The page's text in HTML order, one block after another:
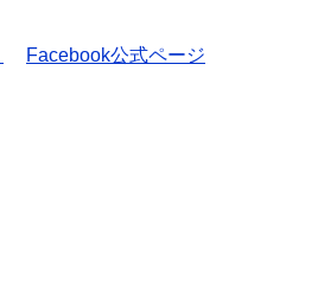
Facebook公式ページ